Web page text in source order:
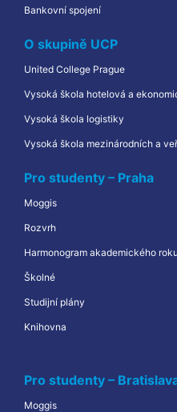
Bankovní spojení
O skupině UCP
United College Prague
Vysoká škola hotelová a
Vysoká škola logistiky
Vysoká škola mezinárodních a
Pro studenty – Praha
Moggis
Rozvrh
Harmonogram akademického roku
Školné
Studijní plány
Knihovna
Pro studenty –
Moggis